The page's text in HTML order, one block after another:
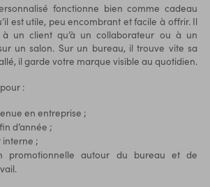
fonctionne bien comme cadeau
est utile, peu encombrant et facile à offrir. Il
un client qu’à un collaborateur ou à un
un salon. Sur un bureau, il trouve vite sa
il garde votre marque visible au quotidien.
:
en entreprise ;
d’année ;
;
promotionnelle autour du bureau et de